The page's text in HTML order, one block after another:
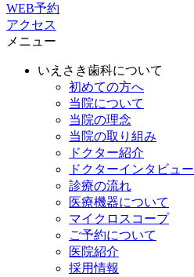
WEB予約
アクセス
メニュー
いえさき歯科について
初めての方へ
当院について
当院の理念
当院の取り組み
ドクター紹介
ドクターインタビュー
診療の流れ
医療機器について
マイクロスコープ
ご予約について
医院紹介
採用情報